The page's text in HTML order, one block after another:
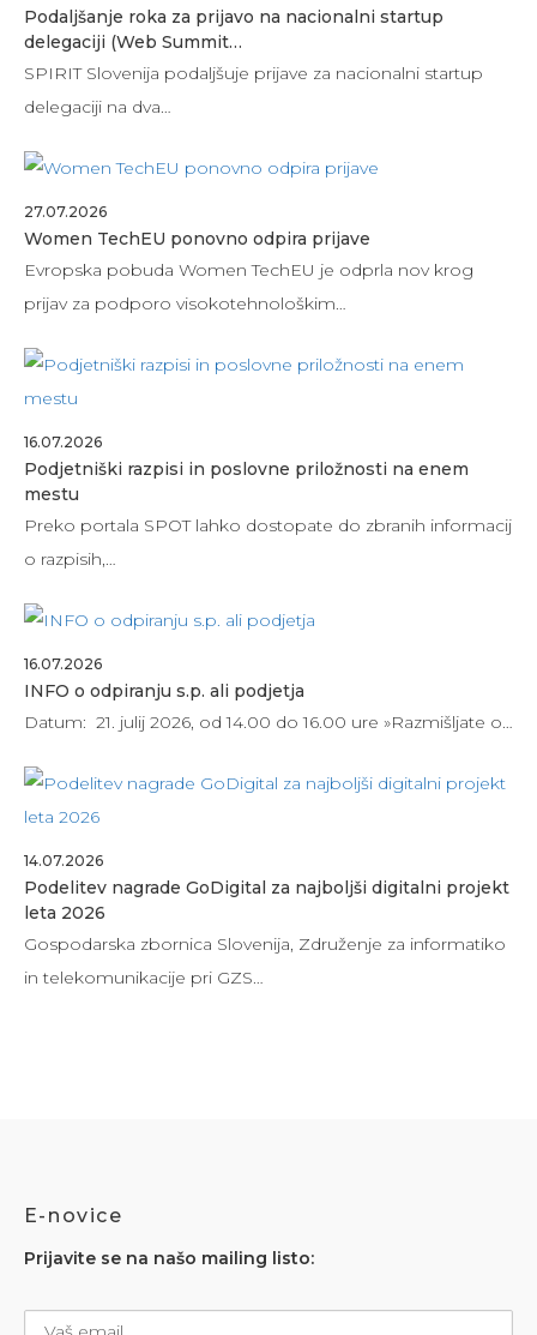
Podaljšanje roka za prijavo na nacionalni startup
delegaciji (Web Summit…
SPIRIT Slovenija podaljšuje prijave za nacionalni startup
delegaciji na dva…
27.07.2026
Women TechEU ponovno odpira prijave
Evropska pobuda Women TechEU je odprla nov krog
prijav za podporo visokotehnološkim…
16.07.2026
Podjetniški razpisi in poslovne priložnosti na enem
mestu
Preko portala SPOT lahko dostopate do zbranih informacij
o razpisih,…
16.07.2026
INFO o odpiranju s.p. ali podjetja
Datum: 21. julij 2026, od 14.00 do 16.00 ure »Razmišljate o…
14.07.2026
Podelitev nagrade GoDigital za najboljši digitalni projekt
leta 2026
Gospodarska zbornica Slovenija, Združenje za informatiko
in telekomunikacije pri GZS…
E-novice
Prijavite se na našo mailing listo: